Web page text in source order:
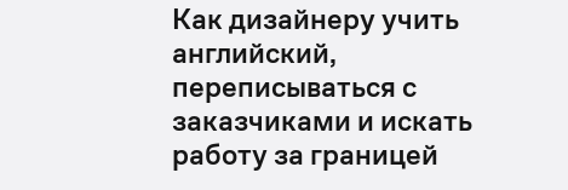
Как дизайнеру учить
английский,
переписываться с
заказчиками и искать
работу за границей